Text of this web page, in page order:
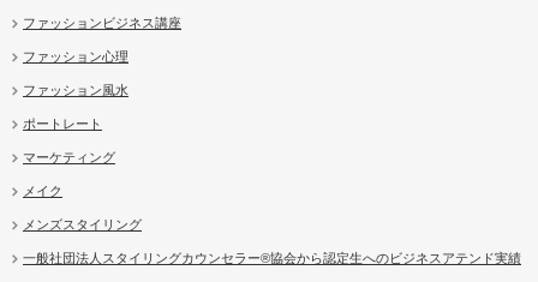
ファッションビジネス講座
ファッション心理
ファッション風水
ポートレート
マーケティング
メイク
メンズスタイリング
一般社団法人スタイリングカウンセラー®協会から認定生へのビジネスアテンド実績